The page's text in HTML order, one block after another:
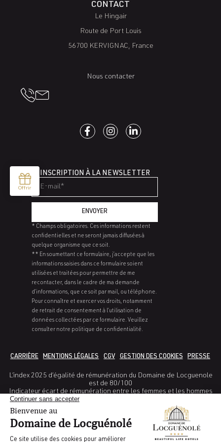
CONTACT
Le Hingair
Route de Port Louis
56700 KERVIGNAC, France
Nous contacter
INSCRIPTION À LA NEWSLETTER
ENVOYER
* Champs obligatoires. Ces informations restent
confidentielles et ne seront jamais diffusées à
quelque organisme que ce soit.
** En soumettant ce formulaire, j’accepte que les
informations saisies dans ce formulaire soient
utilisées et traitées pour permettre de me
recontacter, dans le cadre de ma demande
d’informations, que ce soit par mail, ou téléphone.
Pour connaître et exercer vos droits, notamment
de retrait de consentement à l’utilisation de
données collectées par ce formulaire. Veuillez
consulter notre politique de confidentialité.
CARRIÈRE MENTIONS LÉGALES CGV GESTION DES COOKIES PRESSE
L’index 2025 d’égalité de rémunération du Domaine de Locguenole
est de 80/100
Indicateur écart de rémunération entre les femmes et les hommes
Indicateur Ecart de taux d’augmentations entre les femmes et les
Indicateur pourcentage de salariées augmentées dans l’année
suivant leur retour de congé maternité : non calculable
Indicateur nombre de salariés du sexe sous-représentés parmi les